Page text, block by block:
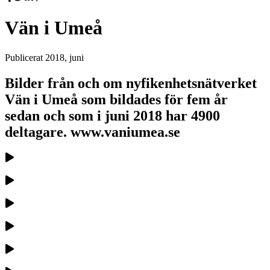
Vän i Umeå
Publicerat 2018, juni
Bilder från och om nyfikenhetsnätverket
Vän i Umeå som bildades för fem år
sedan och som i juni 2018 har 4900
deltagare. www.vaniumea.se